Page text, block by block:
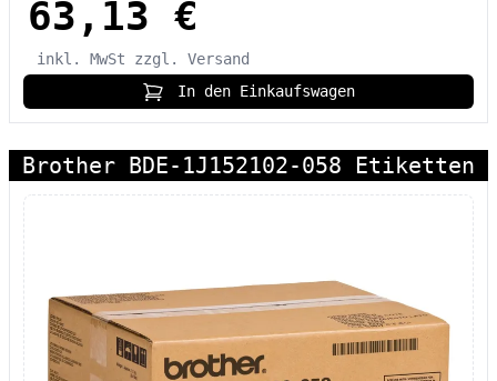
63,13 €
inkl. MwSt
zzgl. Versand
In den Einkaufswagen
Brother BDE-1J152102-058 Etiketten